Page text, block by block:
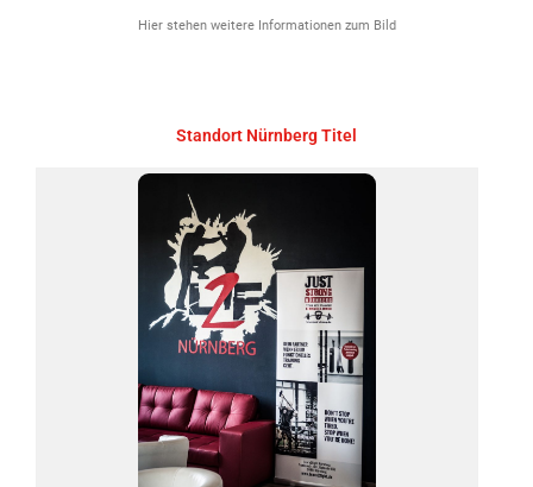
Hier stehen weitere Informationen zum Bild
Standort Nürnberg Titel